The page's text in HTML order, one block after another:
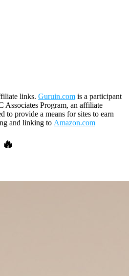
links. Guruin.com is a participant
Associates Program, an affiliate
to provide a means for sites to earn
and linking to Amazon.com